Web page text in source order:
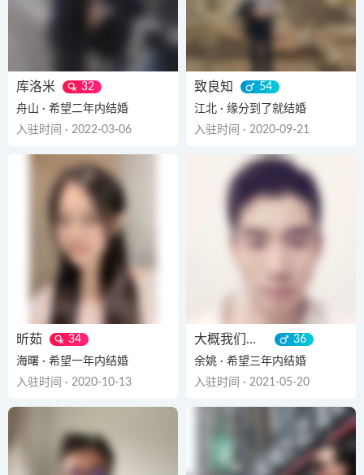
库洛米
32
舟山 · 希望二年内结婚
入驻时间 · 2022-03-06
致良知
54
江北 · 缘分到了就结婚
入驻时间 · 2020-09-21
昕茹
34
海曙 · 希望一年内结婚
入驻时间 · 2020-10-13
大概我们是否
36
余姚 · 希望三年内结婚
入驻时间 · 2021-05-20